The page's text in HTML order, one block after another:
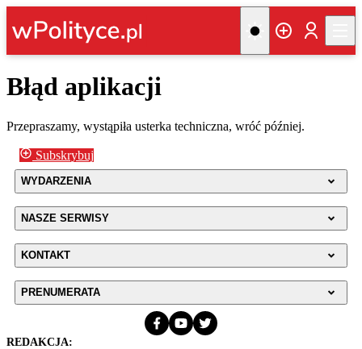
Błąd aplikacji
Przepraszamy, wystąpiła usterka techniczna, wróć później.
Subskrybuj
WYDARZENIA
NASZE SERWISY
KONTAKT
PRENUMERATA
REDAKCJA: